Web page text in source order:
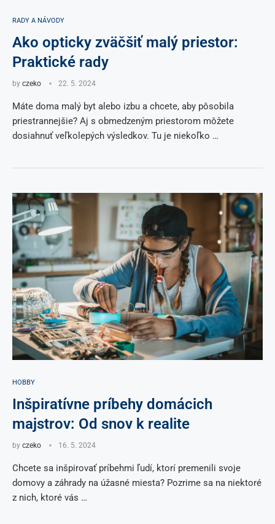
RADY A NÁVODY
Ako opticky zväčšiť malý priestor:
Praktické rady
by czeko 22. 5. 2024
Máte doma malý byt alebo izbu a chcete, aby pôsobila
priestrannejšie? Aj s obmedzeným priestorom môžete
dosiahnuť veľkolepých výsledkov. Tu je niekoľko …
HOBBY
Inšpiratívne príbehy domácich
majstrov: Od snov k realite
by czeko 16. 5. 2024
Chcete sa inšpirovať príbehmi ľudí, ktorí premenili svoje
domovy a záhrady na úžasné miesta? Pozrime sa na niektoré
z nich, ktoré vás …